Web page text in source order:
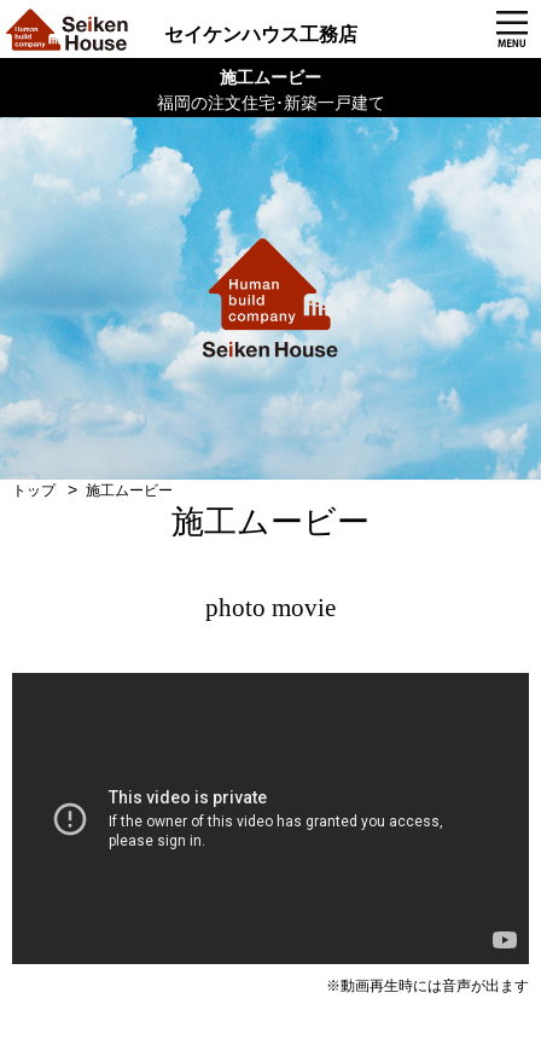
施工ムービー
福岡の注文住宅･新築一戸建て
セイケンハウス工務店
トップ 施工ムービー
施工ムービー
photo movie
※動画再生時には音声が出ます